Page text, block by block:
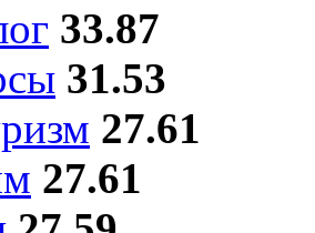
33.87
31.53
27.61
27.61